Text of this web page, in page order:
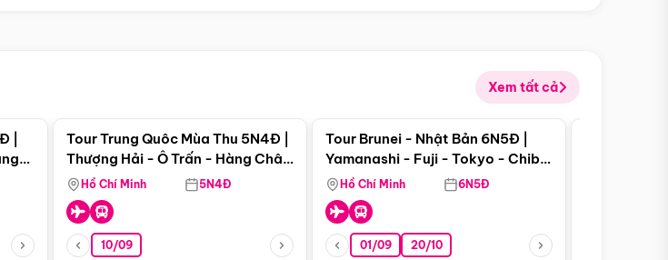
Xem tất cả
|
Tour Trung Quôc Mùa Thu 5N4Đ |
Thượng Hải - Ô Trấn - Hàng Châu
(Tour Không Shopping)
Hồ Chí Minh 5N4Đ
10/09
Điểm nổi bật
Tour Brunei - Nhật Bản 6N5Đ |
Yamanashi - Fuji - Tokyo - Chiba
- Freeday
Hồ Chí Minh 6N5Đ
01/09 20/10